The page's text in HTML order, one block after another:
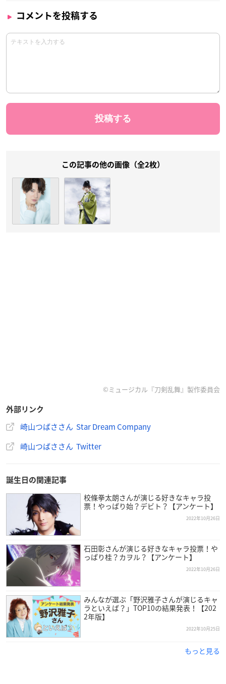
コメントを投稿する
この記事の他の画像（全2枚）
©ミュージカル『刀剣乱舞』製作委員会
外部リンク
崎山つばささん Star Dream Company
崎山つばささん Twitter
誕生日の関連記事
校條拳太朗さんが演じる好きなキャラ投
票！やっぱり始？デビト？【アンケート】
2022年10月26日
石田彰さんが演じる好きなキャラ投票！や
っぱり桂？カヲル？【アンケート】
2022年10月26日
みんなが選ぶ「野沢雅子さんが演じるキャ
ラといえば？」TOP10の結果発表！【202
2年版】
2022年10月25日
もっと見る